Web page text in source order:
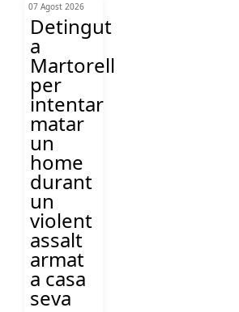
07 Agost 2026
Detingut
a
Martorell
per
intentar
matar
un
home
durant
un
violent
assalt
armat
a casa
seva